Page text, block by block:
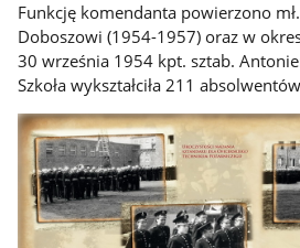
Funkcję komendanta powierzono
Doboszowi (1954-1957) oraz w
30 września 1954 kpt. sztab.
Szkoła wykształciła 211